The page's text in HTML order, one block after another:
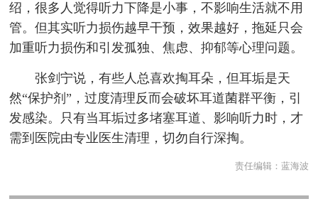
绍，很多人觉得听力下降是小事，不影响生活就不用
管。但其实听力损伤越早干预，效果越好，拖延只会
加重听力损伤和引发孤独、焦虑、抑郁等心理问题。
张剑宁说，有些人总喜欢掏耳朵，但耳垢是天
然“保护剂”，过度清理反而会破坏耳道菌群平衡，引
发感染。只有当耳垢过多堵塞耳道、影响听力时，才
需到医院由专业医生清理，切勿自行深掏。
责任编辑： 蓝海波